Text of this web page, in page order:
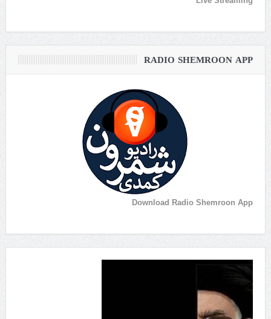
RADIO SHEMROON APP
Download Radio Shemroon App